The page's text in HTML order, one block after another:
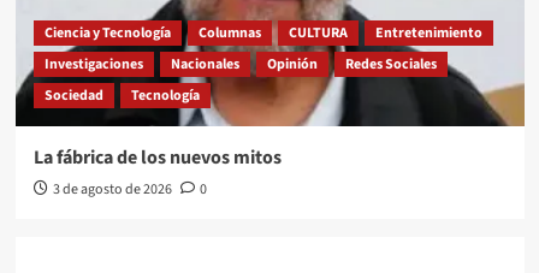
Ciencia y Tecnología Columnas CULTURA
Entretenimiento
Investigaciones
Nacionales Opinión
Redes Sociales
Sociedad
Tecnología
La fábrica de los nuevos mitos
3 de agosto de 2026 0